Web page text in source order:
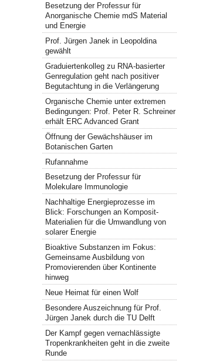
Besetzung der Professur für
Anorganische Chemie mdS Material
und Energie
Prof. Jürgen Janek in Leopoldina
gewählt
Graduiertenkolleg zu RNA-basierter
Genregulation geht nach positiver
Begutachtung in die Verlängerung
Organische Chemie unter extremen
Bedingungen: Prof. Peter R. Schreiner
erhält ERC Advanced Grant
Öffnung der Gewächshäuser im
Botanischen Garten
Rufannahme
Besetzung der Professur für
Molekulare Immunologie
Nachhaltige Energieprozesse im
Blick: Forschungen an Komposit-
Materialien für die Umwandlung von
solarer Energie
Bioaktive Substanzen im Fokus:
Gemeinsame Ausbildung von
Promovierenden über Kontinente
hinweg
Neue Heimat für einen Wolf
Besondere Auszeichnung für Prof.
Jürgen Janek durch die TU Delft
Der Kampf gegen vernachlässigte
Tropenkrankheiten geht in die zweite
Runde